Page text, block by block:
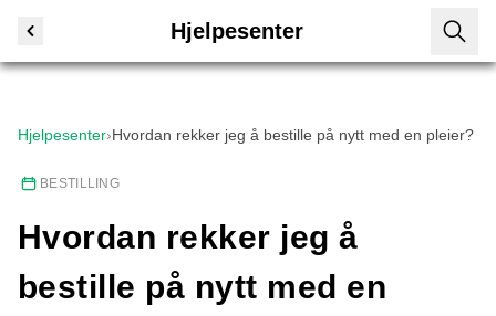
Hjelpesenter
Hjelpesenter›Hvordan rekker jeg å bestille på nytt med en pleier?
BESTILLING
Hvordan rekker jeg å
bestille på nytt med en